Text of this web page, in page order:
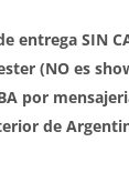
entrega SIN
(NO es
por
de